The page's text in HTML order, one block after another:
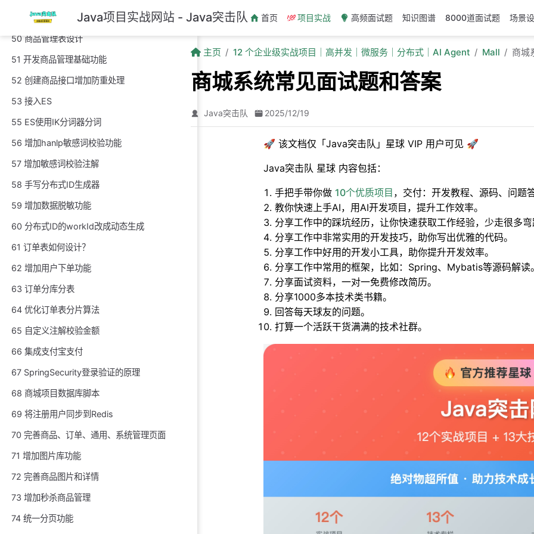
跳至主要內容 Java项目实战网站 - Java突击队 首页 项目实战 高频面试题 知识图谱 8000道面试题 场景
49 将导出的excel自动上传到OSS
50 商品管理表设计
51 开发商品管理基础功能
52 创建商品接口增加防重处理
53 接入ES
55 ES使用IK分词器分词
56 增加hanlp敏感词校验功能
57 增加敏感词校验注解
58 手写分布式ID生成器
59 增加数据脱敏功能
60 分布式ID的workId改成动态生成
61 订单表如何设计？
62 增加用户下单功能
63 订单分库分表
64 优化订单表分片算法
65 自定义注解校验金额
66 集成支付宝支付
67 SpringSecurity登录验证的原理
68 商城项目数据库脚本
69 将注册用户同步到Redis
70 完善商品、订单、通用、系统管理页面
71 增加图片库功能
72 完善商品图片和详情
73 增加秒杀商品管理
74 统一分页功能
主页 12 个企业级实战项目｜高并发｜微服务｜分布式｜AI Agent Mall 商城
商城系统常见面试题和答案
Java突击队 2025/12/19
🚀 该文档仅「Java突击队」星球 VIP 用户可见 🚀
Java突击队 星球 内容包括：
手把手带你做 10个优质项目 ，交付：开发教程、源码、问题
教你快速上手AI，用AI开发项目，提升工作效率。
分享工作中的踩坑经历，让你快速获取工作经验，少走很多
分享工作中非常实用的开发技巧，助你写出优雅的代码。
分享工作中好用的开发小工具，助你提升开发效率。
分享工作中常用的框架，比如：Spring、Mybatis等源码解读
分享面试资料，一对一免费修改简历。
分享1000多本技术类书籍。
回答每天球友的问题。
打算一个活跃干货满满的技术社群。